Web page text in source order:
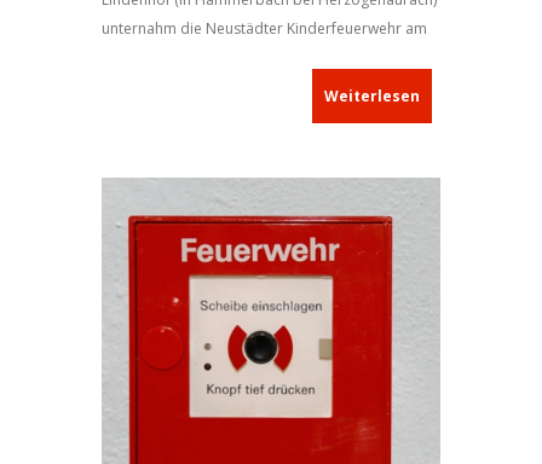
unternahm die Neustädter Kinderfeuerwehr am
Betreuerinnen machten sich dazu amWeiterlesen